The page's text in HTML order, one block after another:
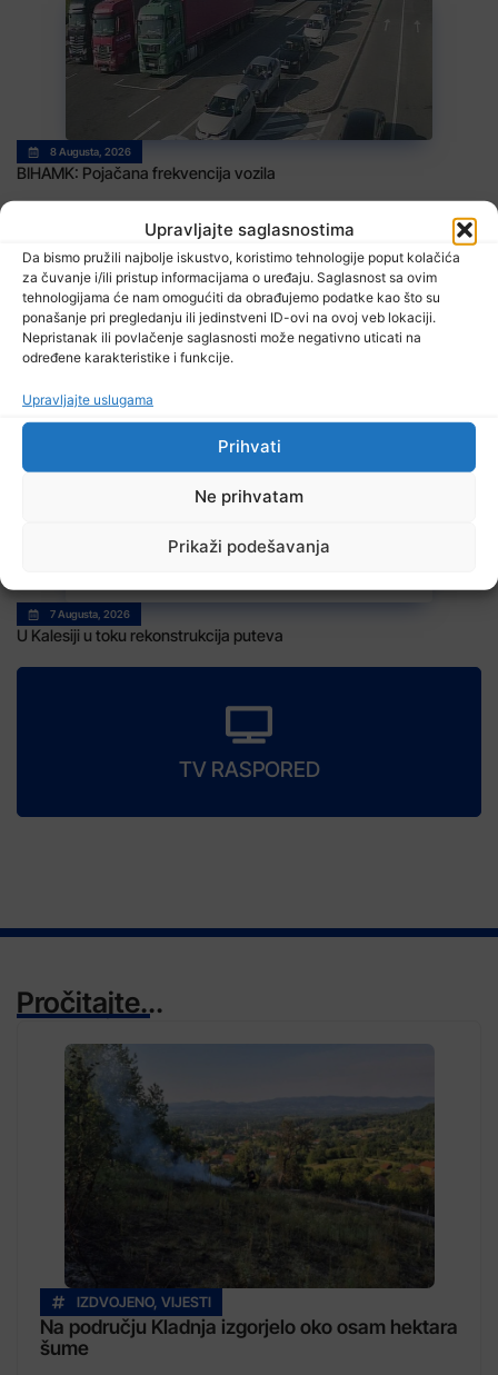
Upravljajte saglasnostima
Da bismo pružili najbolje iskustvo, koristimo tehnologije poput kolačića
za čuvanje i/ili pristup informacijama o uređaju. Saglasnost sa ovim
tehnologijama će nam omogućiti da obrađujemo podatke kao što su
ponašanje pri pregledanju ili jedinstveni ID-ovi na ovoj veb lokaciji.
Nepristanak ili povlačenje saglasnosti može negativno uticati na
određene karakteristike i funkcije.
Upravljajte uslugama
Prihvati
Ne prihvatam
Prikaži podešavanja
8 Augusta, 2026
BIHAMK: Pojačana frekvencija vozila
Danas promjenjljivo i nestabilno vrijeme
7 Augusta, 2026
U Kalesiji u toku rekonstrukcija puteva
TV RASPORED
Pročitajte...
IZDVOJENO, VIJESTI
Na području Kladnja izgorjelo oko osam hektara
šume